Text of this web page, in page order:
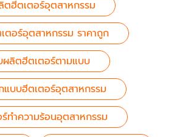
ตฮีตเตอร์อุตสาหกรรม
ตอร์อุตสาหกรรม ราคาถูก
ผลิตฮีตเตอร์ตามแบบ
แบบฮีตเตอร์อุตสาหกรรม
ทำความร้อนอุตสาหกรรม